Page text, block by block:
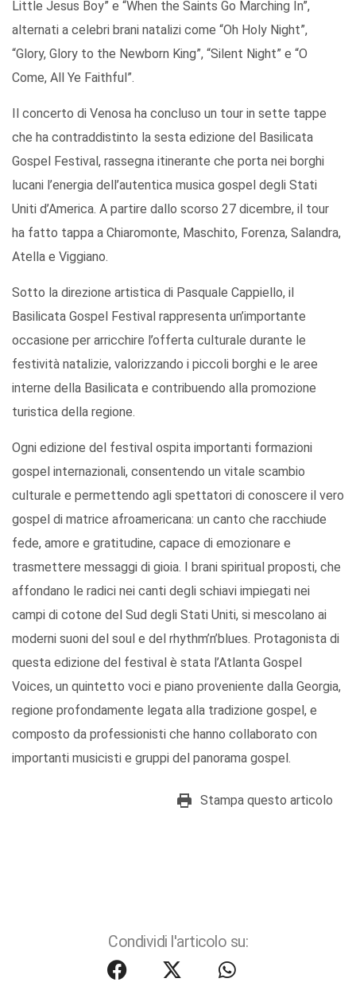
Little Jesus Boy” e “When the Saints Go Marching In”,
alternati a celebri brani natalizi come “Oh Holy Night”,
“Glory, Glory to the Newborn King”, “Silent Night” e “O
Come, All Ye Faithful”.
Il concerto di Venosa ha concluso un tour in sette tappe
che ha contraddistinto la sesta edizione del Basilicata
Gospel Festival, rassegna itinerante che porta nei borghi
lucani l’energia dell’autentica musica gospel degli Stati
Uniti d’America. A partire dallo scorso 27 dicembre, il tour
ha fatto tappa a Chiaromonte, Maschito, Forenza, Salandra,
Atella e Viggiano.
Sotto la direzione artistica di Pasquale Cappiello, il
Basilicata Gospel Festival rappresenta un’importante
occasione per arricchire l’offerta culturale durante le
festività natalizie, valorizzando i piccoli borghi e le aree
interne della Basilicata e contribuendo alla promozione
turistica della regione.
Ogni edizione del festival ospita importanti formazioni
gospel internazionali, consentendo un vitale scambio
culturale e permettendo agli spettatori di conoscere il vero
gospel di matrice afroamericana: un canto che racchiude
fede, amore e gratitudine, capace di emozionare e
trasmettere messaggi di gioia. I brani spiritual proposti, che
affondano le radici nei canti degli schiavi impiegati nei
campi di cotone del Sud degli Stati Uniti, si mescolano ai
moderni suoni del soul e del rhythm’n’blues. Protagonista di
questa edizione del festival è stata l’Atlanta Gospel
Voices, un quintetto voci e piano proveniente dalla Georgia,
regione profondamente legata alla tradizione gospel, e
composto da professionisti che hanno collaborato con
importanti musicisti e gruppi del panorama gospel.
Stampa questo articolo
Condividi l'articolo su: